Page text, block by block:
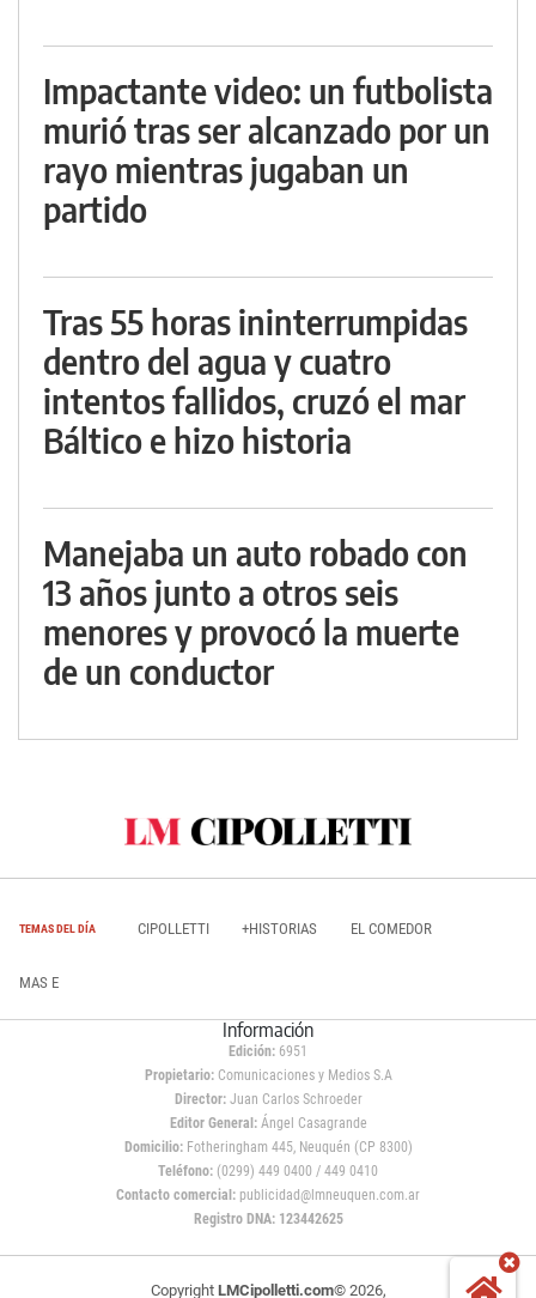
Impactante video: un futbolista
murió tras ser alcanzado por un
rayo mientras jugaban un
partido
Tras 55 horas ininterrumpidas
dentro del agua y cuatro
intentos fallidos, cruzó el mar
Báltico e hizo historia
Manejaba un auto robado con
13 años junto a otros seis
menores y provocó la muerte
de un conductor
TEMAS DEL DÍA CIPOLLETTI +HISTORIAS EL COMEDOR
MAS E
Información
Edición: 6951
Propietario:Comunicaciones y Medios S.A
Director: Juan Carlos Schroeder
Editor General:Ángel Casagrande
Domicilio:Fotheringham 445, Neuquén (CP 8300)
Teléfono: (0299) 449 0400 / 449 0410
Contacto comercial: publicidad@lmneuquen.com.ar
Registro DNA: 123442625
Copyright LMCipolletti.com© 2026,